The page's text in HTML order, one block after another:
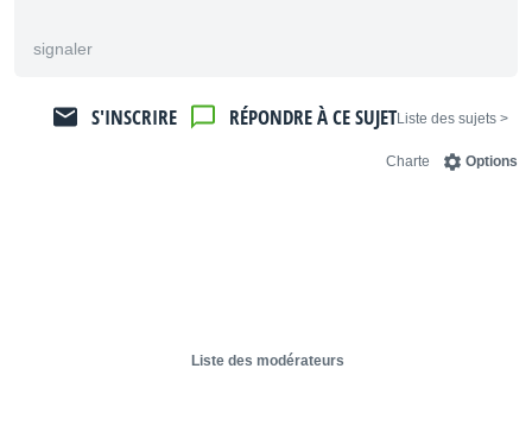
signaler
< Liste des sujets
RÉPONDRE À CE SUJET
S'INSCRIRE
Options
Charte
Liste des modérateurs